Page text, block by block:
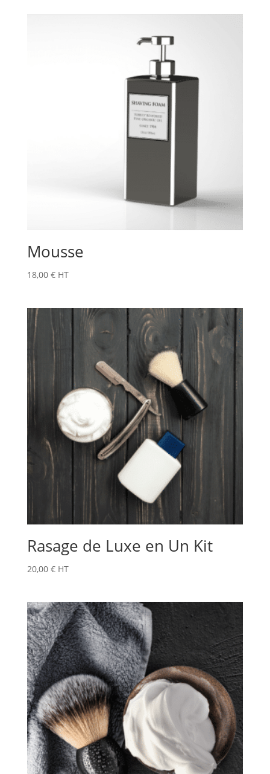
Mousse
18,00 € HT
Rasage de Luxe en Un Kit
20,00 € HT